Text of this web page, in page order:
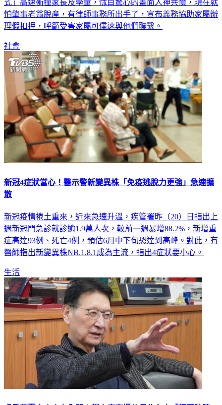
式」高速衝撞家長及學童，怵目驚心的畫面人神共憤，現在就
怕肇事老翁脫產，有律師事務所出手了，宣布義務協助家屬辦
理假扣押，呼籲受害家屬可儘速與他們聯繫。
社會
新冠4症狀當心！醫示警新變異株「免疫逃脫力更強」急速擴
散
新冠疫情捲土重來，近來急速升溫，疾管署昨（20）日指出上
週新冠門急診就診逾1.9萬人次，較前一週暴增88.2%，新增重
症高達93例、死亡4例，預估6月中下旬恐達到高峰。對此，有
醫師指出新變異株NB.1.8.1成為主流，指出4症狀要小心。
生活